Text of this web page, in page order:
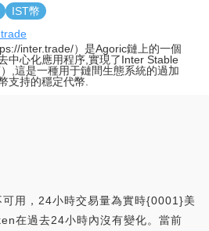
IST幣
inter.trade/）是Agoric鏈上的一個
中心化應用程序,實現了Inter Stable
,這是一種用于鏈間生態系統的過加
支持的穩定代幣.
用，24小時交易量為實時{0001}美
在過去24小時內沒有變化。當前